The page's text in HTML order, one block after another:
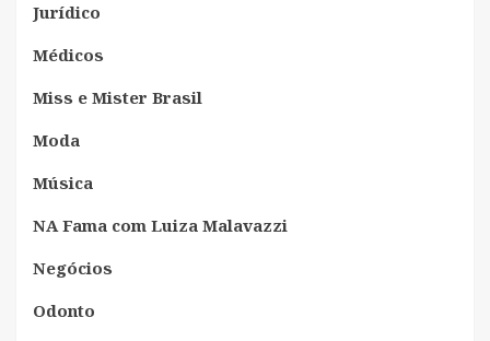
Jurídico
Médicos
Miss e Mister Brasil
Moda
Música
NA Fama com Luiza Malavazzi
Negócios
Odonto